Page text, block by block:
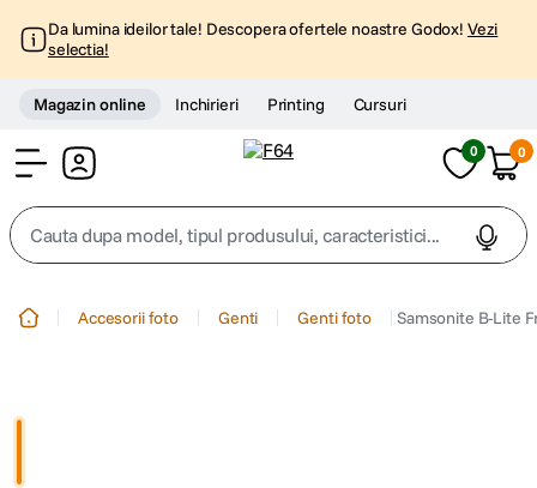
Da lumina ideilor tale! Descopera ofertele noastre Godox! Vezi
selectia!
Magazin online Inchirieri Printing Cursuri
0 0
Cauta dupa model, tipul produsului, caracteristici...
Accesorii foto Genti Genti foto Samsonite B-Lite